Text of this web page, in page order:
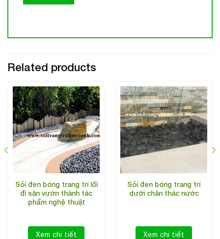
Related products
Sỏi đen bóng trang trí lối
đi sân vườn thành tác
phẩm nghệ thuật
Xem chi tiết
Sỏi đen bóng trang trí
dưới chân thác nước
Xem chi tiết